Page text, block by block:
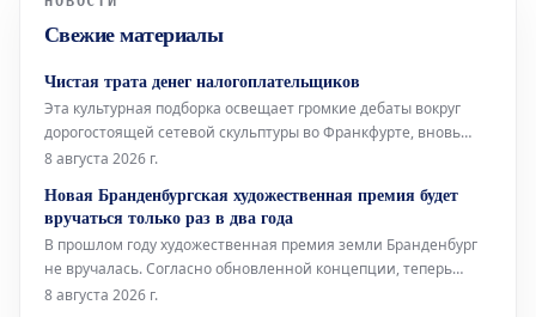
Свежие материалы
Чистая трата денег налогоплательщиков
Эта культурная подборка освещает громкие дебаты вокруг
дорогостоящей сетевой скульптуры во Франкфурте, вновь
открывшуюся Галерею Аполлона в Лувре, культовое
Берлинского Фольксбюне, превращенного во временный
открытый бассейн. Дебаты во
8 августа 2026 г.
Новая Бранденбургская художественная премия будет
вручаться только раз в два года
В прошлом году художественная премия земли Бранденбург
не вручалась. Согласно обновленной концепции, теперь
премия будет присуждаться только раз в два года, и это не
8 августа 2026 г.